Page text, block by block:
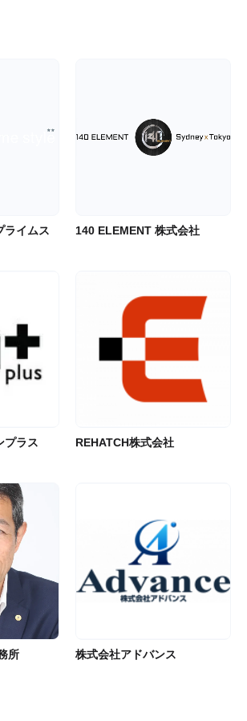
ライムス
140 ELEMENT 株式会社
プラス REHATCH株式会社
所 株式会社アドバンス